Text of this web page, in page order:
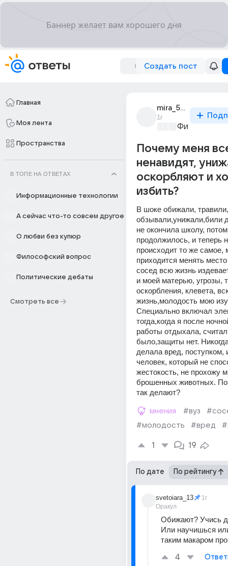
Создать пост
Главная
Моя лента
Пространства
В ТОПЕ НА ОТВЕТАХ
Информационные технологии
А сейчас что-то совсем другое
О любви без купюр
Философский вопрос
Политические дебаты
Смотреть все
mira_5757
1г
Почему меня
ненавидят,
оскорбляют и
избить?
В шоке обижали, травили,
обзывали,унижали,били
не окончила школу,
продолжилось, и теперь
происходит то же самое,
приходится менять
сосед всю жизнь
и моей матерью, угрозы,
оскорбления, клевета,
жизнь,молодость мою
Специально включал
тогда,когда я после
работы отдыхала,
было,защиты нет.
делала вред, поступком,
человек, который не
жестокость, не прохожу
брошенных животных.
так делают?
мнения #вуз
#молодость
#вред
1 19
По дате По рейтингу
svetoiara_13
Оракул
1г
Обижают? Учись
Или научишься
таким макаром
4